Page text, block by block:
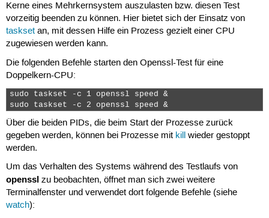
Kerne eines Mehrkernsystem auszulasten bzw. diesen Test
vorzeitig beenden zu können. Hier bietet sich der Einsatz von
tasksetan, mit dessen Hilfe ein Prozess gezielt einer CPU
zugewiesen werden kann.
Die folgenden Befehle starten den Openssl-Test für eine
Doppelkern-CPU:
sudo taskset -c 1 openssl speed &
sudo taskset -c 2 openssl speed &
Über die beiden PIDs, die beim Start der Prozesse zurück
gegeben werden, können bei Prozesse mit killwieder gestoppt
werden.
Um das Verhalten des Systems während des Testlaufs von
opensslzu beobachten, öffnet man sich zwei weitere
Terminalfenster und verwendet dort folgende Befehle (siehe
watch):